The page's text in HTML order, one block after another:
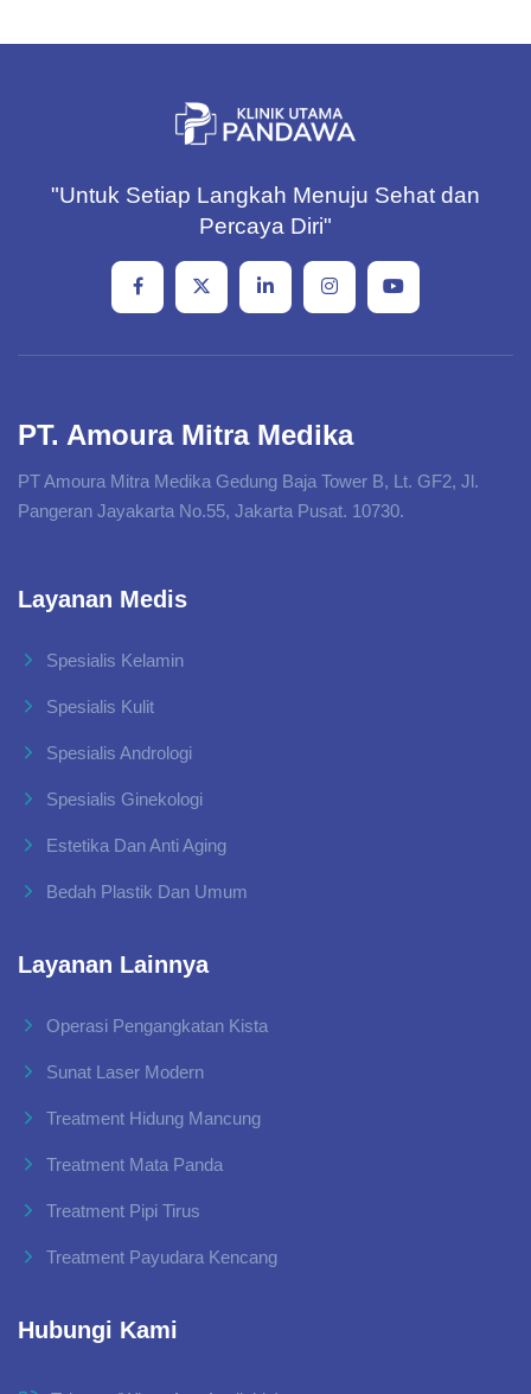
"Untuk Setiap Langkah Menuju Sehat dan
Percaya Diri"
PT. Amoura Mitra Medika
PT Amoura Mitra Medika Gedung Baja Tower B, Lt. GF2, Jl.
Pangeran Jayakarta No.55, Jakarta Pusat. 10730.
Layanan Medis
Spesialis Kelamin
Spesialis Kulit
Spesialis Andrologi
Spesialis Ginekologi
Estetika Dan Anti Aging
Bedah Plastik Dan Umum
Layanan Lainnya
Operasi Pengangkatan Kista
Sunat Laser Modern
Treatment Hidung Mancung
Treatment Mata Panda
Treatment Pipi Tirus
Treatment Payudara Kencang
Hubungi Kami